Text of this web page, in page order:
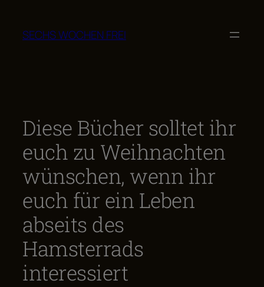
springen
SECHS WOCHEN FREI
Diese Bücher solltet ihr
euch zu Weihnachten
wünschen, wenn ihr
euch für ein Leben
abseits des
Hamsterrads
interessiert